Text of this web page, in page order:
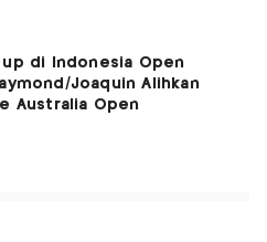
up di Indonesia Open
Joaquin Alihkan
Australia Open